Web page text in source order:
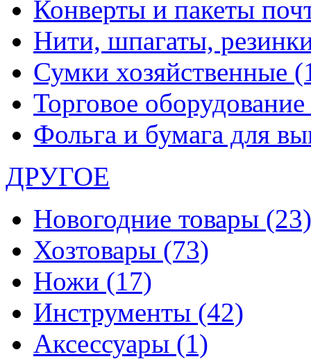
Конверты и пакеты
Нити, шпагаты,
Сумки хозяйственные
Торговое оборудование
Фольга и бумага для
ДРУГОЕ
Новогодние товары (23)
Хозтовары (73)
Ножи (17)
Инструменты (42)
Аксессуары (1)